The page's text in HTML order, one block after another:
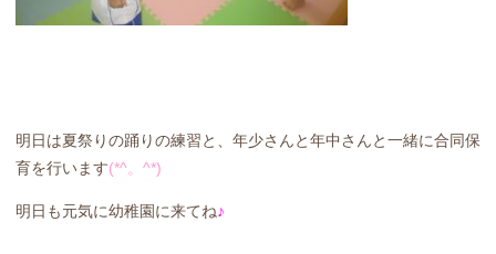
明日は夏祭りの踊りの練習と、年少さんと年中さんと一緒に合同保
育を行います(*^。^*)
明日も元気に幼稚園に来てね♪